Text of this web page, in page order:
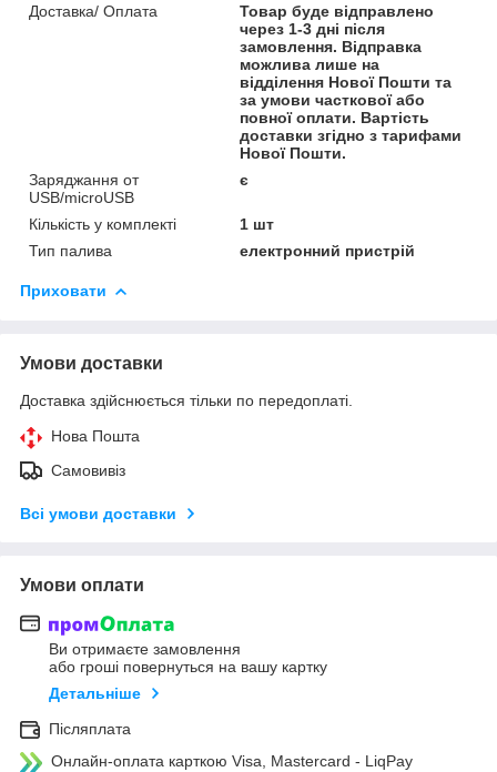
Доставка/ Оплата
Товар буде відправлено
через 1-3 дні після
замовлення. Відправка
можлива лише на
відділення Нової Пошти та
за умови часткової або
повної оплати. Вартість
доставки згідно з тарифами
Нової Пошти.
Заряджання от
USB/microUSB
є
Кількість у комплекті
1 шт
Тип палива
електронний пристрій
Приховати
Умови доставки
Доставка здійснюється тільки по передоплаті.
Нова Пошта
Самовивіз
Всі умови доставки
Умови оплати
Ви отримаєте замовлення
або гроші повернуться на вашу картку
Детальніше
Післяплата
Онлайн-оплата карткою Visa, Mastercard - LiqPay